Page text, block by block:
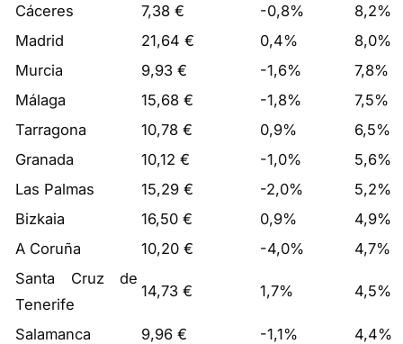
Cáceres
7,38 € -0,8%
8,2%
Madrid
21,64 € 0,4%
8,0%
Murcia
9,93 € -1,6%
7,8%
Málaga
15,68 € -1,8%
7,5%
Tarragona
10,78 € 0,9%
6,5%
Granada
10,12 € -1,0%
5,6%
Las Palmas
15,29 € -2,0%
5,2%
Bizkaia
16,50 € 0,9%
4,9%
A Coruña
10,20 € -4,0%
4,7%
Santa Cruz de
Tenerife
14,73 € 1,7% 4,5%
Salamanca 9,96 € -1,1%
4,4%